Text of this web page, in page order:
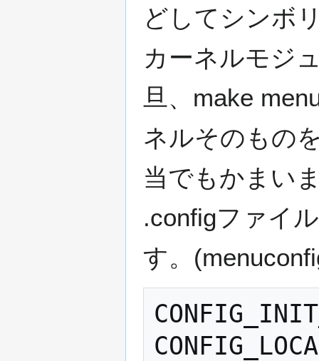
どしてシンボ
カーネルモジ
旦、make
ネルそのもの
当でもかまい
.configファイ
す。